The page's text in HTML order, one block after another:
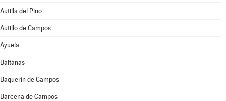
Autilla del Pino
Autillo de Campos
Ayuela
Baltanás
Baquerín de Campos
Bárcena de Campos